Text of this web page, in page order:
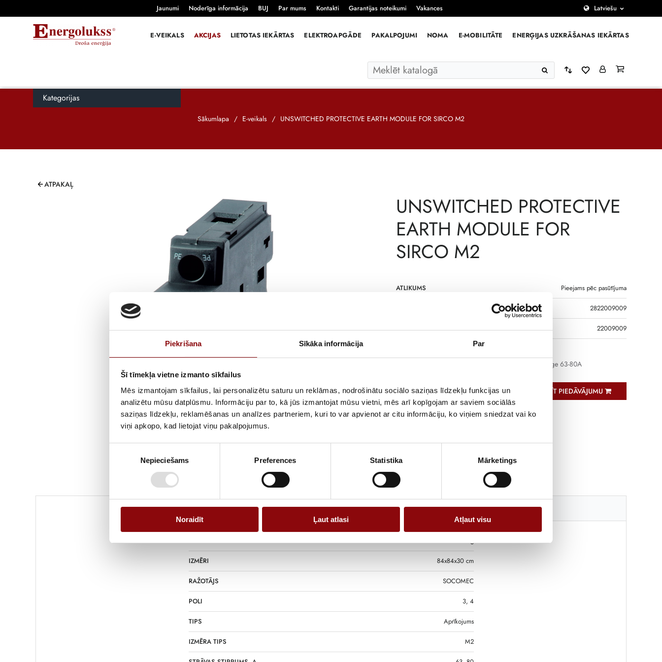
Piekrišana Sīkāka informācija Par
Šī tīmekļa vietne izmanto sīkfailus
Mēs izmantojam sīkfailus, lai personalizētu saturu un reklāmas, nodrošinātu sociālo saziņas līdzekļu funkcijas un
analizētu mūsu datplūsmu. Informāciju par to, kā jūs izmantojat mūsu vietni, mēs arī kopīgojam ar saviem sociālās
saziņas līdzekļu, reklamēšanas un analīzes partneriem, kuri to var apvienot ar citu informāciju, ko viņiem sniedzat vai ko
viņi apkopo, kad lietojat viņu pakalpojumus.
Nepieciešams Preferences Statistika Mārketings
Noraidīt Ļaut atlasi Atļaut visu
Jaunumi Noderīga informācija BUJ Par mums Kontakti Garantijas noteikumi Vakances Latviešu
E-VEIKALS AKCIJAS LIETOTAS IEKĀRTAS ELEKTROAPGĀDE PAKALPOJUMI NOMA E-MOBILITĀTE ENERĢIJAS UZKRĀŠANAS IEKĀRTAS
Kategorijas
Sākumlapa / E-veikals / UNSWITCHED PROTECTIVE EARTH MODULE FOR SIRCO M2
ATPAKAĻ
UNSWITCHED PROTECTIVE
EARTH MODULE FOR
SIRCO M2
ATLIKUMS Pieejams pēc pasūtījuma
2822009009
RAŽOTĀJA KODS 22009009
Unswitched protective earth module for SIRCO M range 63-80A
PIEPRASĪT PIEDĀVĀJUMU
Informācija Katalogi
SVARS 0.1 kg
IZMĒRI 84x84x30 cm
RAŽOTĀJS SOCOMEC
POLI 3, 4
TIPS Aprīkojums
IZMĒRA TIPS M2